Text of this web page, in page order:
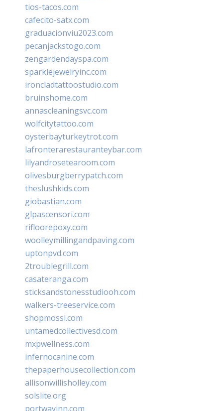
tios-tacos.com
cafecito-satx.com
graduacionviu2023.com
pecanjackstogo.com
zengardendayspa.com
sparklejewelryinc.com
ironcladtattoostudio.com
bruinshome.com
annascleaningsvc.com
wolfcitytattoo.com
oysterbayturkeytrot.com
lafronterarestauranteybar.com
lilyandrosetearoom.com
olivesburgberrypatch.com
theslushkids.com
giobastian.com
glpascensori.com
rifloorepoxy.com
woolleymillingandpaving.com
uptonpvd.com
2troublegrill.com
casateranga.com
sticksandstonesstudiooh.com
walkers-treeservice.com
shopmossi.com
untamedcollectivesd.com
mxpwellness.com
infernocanine.com
thepaperhousecollection.com
allisonwillisholley.com
solslite.org
portwayinn.com